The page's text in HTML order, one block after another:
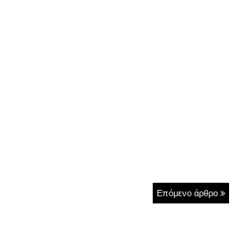
Επόμενο άρθρο